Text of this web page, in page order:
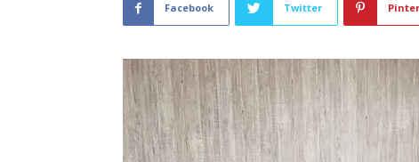
Facebook Twitter